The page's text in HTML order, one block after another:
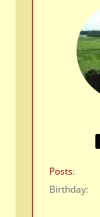
Posts
Birthday